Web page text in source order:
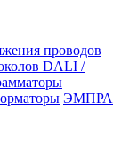
проводов
DALI /
ЭМПРА